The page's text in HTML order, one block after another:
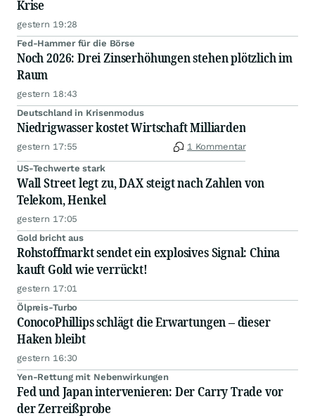
Krise
gestern 19:28
Fed-Hammer für die Börse
Noch 2026: Drei Zinserhöhungen stehen plötzlich im
Raum
gestern 18:43
Deutschland in Krisenmodus
Niedrigwasser kostet Wirtschaft Milliarden
gestern 17:55 1 Kommentar
US-Techwerte stark
Wall Street legt zu, DAX steigt nach Zahlen von
Telekom, Henkel
gestern 17:05
Gold bricht aus
Rohstoffmarkt sendet ein explosives Signal: China
kauft Gold wie verrückt!
gestern 17:01
Ölpreis-Turbo
ConocoPhillips schlägt die Erwartungen – dieser
Haken bleibt
gestern 16:30
Yen-Rettung mit Nebenwirkungen
Fed und Japan intervenieren: Der Carry Trade vor
der Zerreißprobe